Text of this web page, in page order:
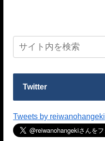
Twitter
Tweets by reiwanohangeki